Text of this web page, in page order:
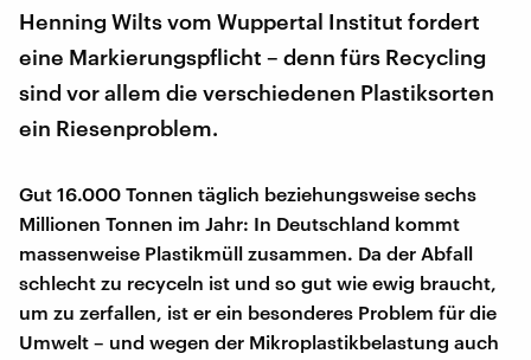
Henning Wilts vom Wuppertal Institut fordert
eine Markierungspflicht – denn fürs Recycling
sind vor allem die verschiedenen Plastiksorten
ein Riesenproblem.
Gut 16.000 Tonnen täglich beziehungsweise sechs
Millionen Tonnen im Jahr: In Deutschland kommt
massenweise Plastikmüll zusammen. Da der Abfall
schlecht zu recyceln ist und so gut wie ewig braucht,
um zu zerfallen, ist er ein besonderes Problem für die
Umwelt – und wegen der Mikroplastikbelastung auch